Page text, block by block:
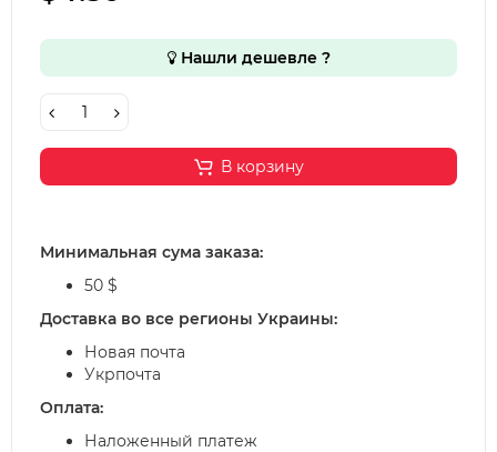
Нашли дешевле ?
В корзину
Минимальная сума заказа:
50 $
Доставка во все регионы Украины:
Новая почта
Укрпочта
Оплата:
Наложенный платеж